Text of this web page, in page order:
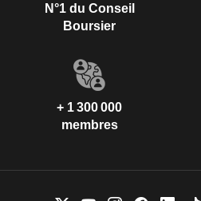
N°1 du Conseil
Boursier
+ 1 300 000
membres